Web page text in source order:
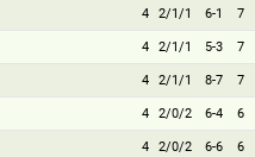
4 2/1/1 6-1 7
4 2/1/1 5-3 7
4 2/1/1 8-7 7
4 2/0/2 6-4 6
4 2/0/2 6-6 6